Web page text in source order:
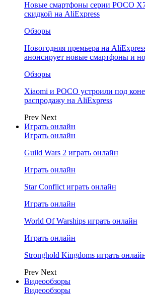
Новые смартфоны серии POCO
скидкой на AliExpress
Обзоры
Новогодняя премьера на
анонсирует новые смартфоны и
Обзоры
Xiaomi и POCO устроили под
распродажу на AliExpress
Prev Next
Играть онлайн
Играть онлайн
Guild Wars 2 играть онлайн
Играть онлайн
Star Conflict играть онлайн
Играть онлайн
World Of Warships играть онлайн
Играть онлайн
Stronghold Kingdoms играть
Prev Next
Видеообзоры
Видеообзоры